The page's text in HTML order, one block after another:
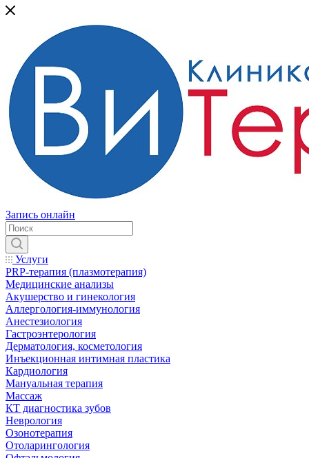
Запись онлайн
Услуги
PRP-терапия (плазмотерапия)
Медицинские анализы
Акушерство и гинекология
Аллергология-иммунология
Анестезиология
Гастроэнтерология
Дерматология, косметология
Инъекционная интимная пластика
Кардиология
Мануальная терапия
Массаж
КТ диагностика зубов
Неврология
Озонотерапия
Отоларингология